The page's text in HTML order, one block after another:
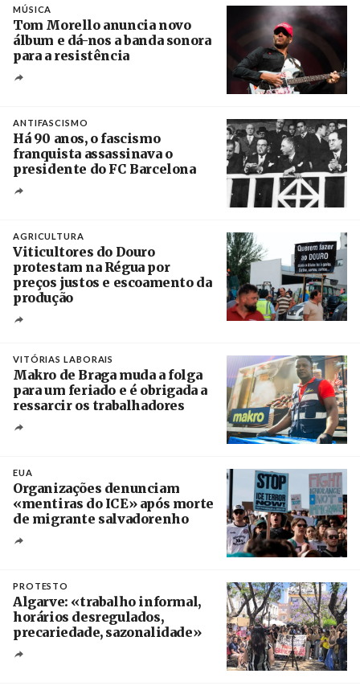
MÚSICA
Tom Morello anuncia novo
álbum e dá-nos a banda sonora
para a resistência
ANTIFASCISMO
Há 90 anos, o fascismo
franquista assassinava o
presidente do FC Barcelona
AGRICULTURA
Viticultores do Douro
protestam na Régua por
preços justos e escoamento da
produção
VITÓRIAS LABORAIS
Makro de Braga muda a folga
para um feriado e é obrigada a
ressarcir os trabalhadores
EUA
Organizações denunciam
«mentiras do ICE» após morte
de migrante salvadorenho
PROTESTO
Algarve: «trabalho informal,
horários desregulados,
precariedade, sazonalidade»